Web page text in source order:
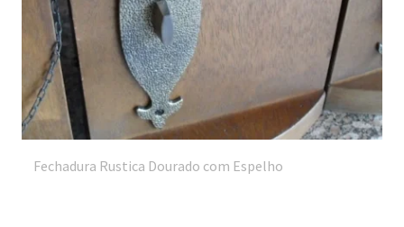
Fechadura Rustica Dourado com Espelho